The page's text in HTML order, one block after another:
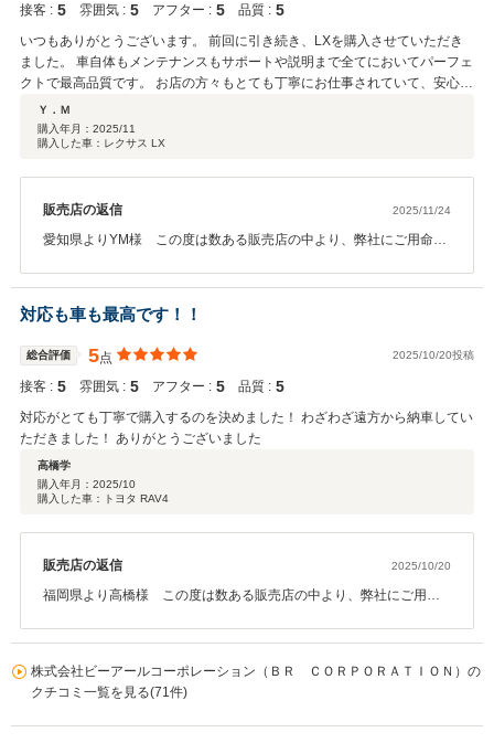
接客 : 5 雰囲気 : 5 アフター : 5 品質 : 5
いつもありがとうございます。 前回に引き続き、LXを購入させていただき
ました。 車自体もメンテナンスもサポートや説明まで全てにおいてパーフェ
クトで最高品質です。 お店の方々もとても丁寧にお仕事されていて、安心し
て全てをお任せできました。 またよろしくお願いします。
Ｙ．Ｍ
購入年月： 2025/11
購入した車：レクサス LX
販売店の返信 2025/11/24
愛知県よりYM様 この度は数ある販売店の中より、弊社にご用命い
すのでセキュリティーの対策も万全です。今後も万全のサポートに
尽力致します。改めまして誠に有難う御座います。末永く宜しくお
願い申し上げます。
対応も車も最高です！！
総合評価 5点 2025/10/20投稿
接客 : 5 雰囲気 : 5 アフター : 5 品質 : 5
対応がとても丁寧で購入するのを決めました！ わざわざ遠方から納車してい
ただきました！ ありがとうございました
高橋学
購入年月： 2025/10
購入した車：トヨタ RAV4
販売店の返信 2025/10/20
福岡県より高橋様 この度は数ある販売店の中より、弊社にご用命
く思います。遠方ではございますが今後も万全のサポートに尽力致
します。改めまして誠に有難う御座います。末永く宜しくお願い申
株式会社ビーアールコーポレーション（ＢＲ ＣＯＲＰＯＲＡＴＩＯＮ）の
クチコミ一覧を見る(71件)